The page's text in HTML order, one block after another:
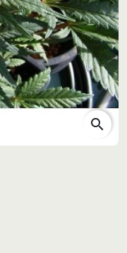
search